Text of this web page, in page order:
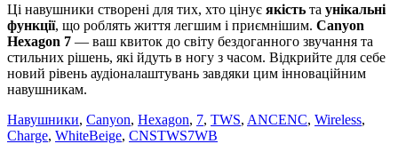
Ці навушники створені для тих, хто цінує якість та унікальні
функції, що роблять життя легшим і приємнішим. Canyon
Hexagon 7 — ваш квиток до світу бездоганного звучання та
стильних рішень, які йдуть в ногу з часом. Відкрийте для себе
новий рівень аудіоналаштувань завдяки цим інноваційним
навушникам.
Навушники, Canyon, Hexagon, 7, TWS, ANCENC, Wireless,
Charge, WhiteBeige, CNSTWS7WB